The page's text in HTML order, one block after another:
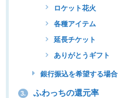
ロケット花火
各種アイテム
延長チケット
ありがとうギフト
銀行振込を希望する場合
3. ふわっちの還元率